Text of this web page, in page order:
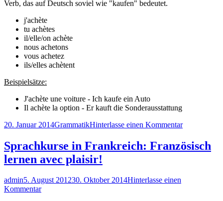
–
Verb, das auf Deutsch soviel wie "kaufen" bedeutet.
j'achète
tu achètes
il/elle/on achète
nous achetons
vous achetez
ils/elles achètent
Beispielsätze:
J'achète une voiture - Ich kaufe ein Auto
Il achète la option - Er kauft die Sonderausstattung
Veröffentlicht
20. Januar 2014Kategorien
GrammatikHinterlasse einen Kommentarzu
acheter
–
Sprachkurse in Frankreich: Französisch
lernen avec plaisir!
Autor
adminVeröffentlicht
am
5. August 201230. Oktober 2014Hinterlasse einen
Kommentarzu